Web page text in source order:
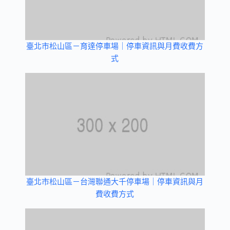
臺北市松山區－育達停車場｜停車資訊與月費收費方
式
臺北市松山區－台灣聯通大千停車場｜停車資訊與月
費收費方式